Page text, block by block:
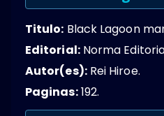
Titulo: Black Lagoon
Editorial:Norma
Autor(es):Rei Hiroe.
Paginas:192.